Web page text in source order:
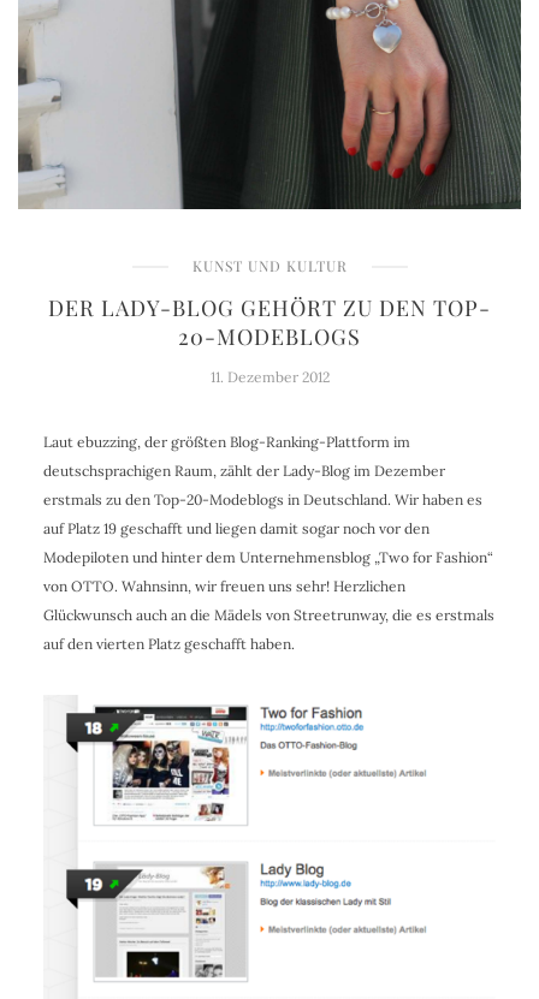
KUNST UND KULTUR
DER LADY-BLOG GEHÖRT ZU DEN TOP-
20-MODEBLOGS
11. Dezember 2012
Laut ebuzzing, der größten Blog-Ranking-Plattform im
deutschsprachigen Raum, zählt der Lady-Blog im Dezember
erstmals zu den Top-20-Modeblogs in Deutschland. Wir haben es
auf Platz 19 geschafft und liegen damit sogar noch vor den
Modepiloten und hinter dem Unternehmensblog „Two for Fashion“
von OTTO. Wahnsinn, wir freuen uns sehr! Herzlichen
Glückwunsch auch an die Mädels von Streetrunway, die es erstmals
auf den vierten Platz geschafft haben.